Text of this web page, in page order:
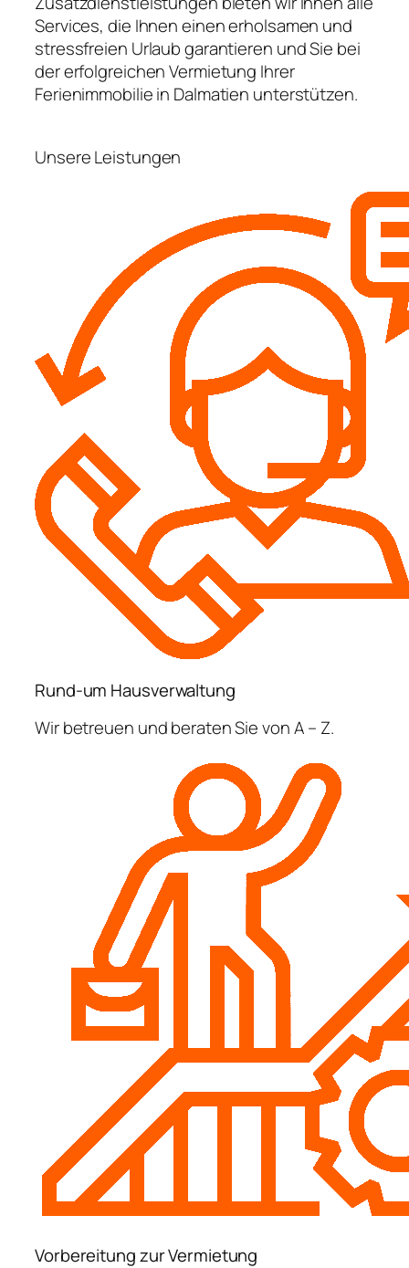
Services, die Ihnen einen erholsamen und
stressfreien Urlaub garantieren und Sie bei
der erfolgreichen Vermietung Ihrer
Ferienimmobilie in Dalmatien unterstützen.
Unsere Leistungen
Rund-um Hausverwaltung
Wir betreuen und beraten Sie von A – Z.
Vorbereitung zur Vermietung